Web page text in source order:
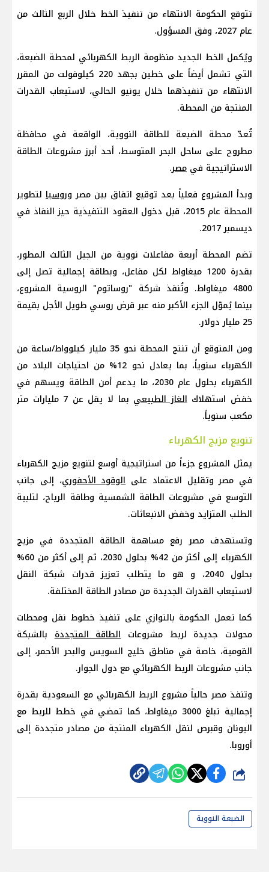
تتوقع الحكومة الانتهاء من تنفيذ الخط خلال الربع الثالث من
عام 2027، وفق المسؤول.
ويُكمل الخط الجديد منظومة الربط الكهربائي لمحطة الضبعة،
التي تشمل أيضاً على خطين بجهد 220 كيلوفولت من المقرر
الانتهاء من تنفيذهما خلال يونيو الحالي، لاستيعاب القدرات
المنتجة من المحطة.
تُعدّ محطة الضبعة للطاقة النووية، الواقعة في محافظة
مطروح على ساحل البحر المتوسط، أحد أبرز مشروعات الطاقة
الاستراتيجية في مصر.
وبدأ المشروع فعلياً بعد توقيع اتفاق بين مصر وروسيا لتطوير
المحطة عام 2015، قبل دخول العقود التنفيذية حيز النفاذ في
ديسمبر 2017.
تضم المحطة أربعة مفاعلات نووية من الجيل الثالث المطور،
بقدرة 1200 ميغاواط لكل مفاعل، وبطاقة إجمالية تصل إلى
4800 ميغاواط. وتُنفذ شركة "روساتوم" الروسية المشروع،
بينما يُموّل الجزء الأكبر منه عبر قرض روسي طويل الأجل بقيمة
25 مليار دولار.
ومن المتوقع أن تنتج المحطة نحو 35 مليار كيلوواط/ساعة من
الكهرباء سنوياً، بما يعادل نحو 12% من احتياجات البلاد من
الكهرباء بحلول عام 2030، ما يدعم أمن الطاقة ويسهم في
خفض استهلاكالغاز الطبيعي
بما لا يقل عن 7 مليارات متر
مكعب سنوياً.
تنويع مزيج الكهرباء
يمثل المشروع جزءاً من استراتيجية أوسع لتنويع مزيج الكهرباء
في مصر وتقليل الاعتماد علىالوقود الأحفوري، إلى جانب
التوسع في مشروعات الطاقة الشمسية وطاقة الرياح، لتلبية
الطلب المتزايد وخفض الانبعاثات.
وتستهدف مصر رفع مساهمة الطاقة المتجددة في مزيج
الكهرباء إلى أكثر من 42% بحلول 2030، ثم إلى أكثر من 60%
بحلول 2040، و هو ما يتطلب تعزيز قدرات شبكة النقل
لاستيعاب القدرات الجديدة من مصادر الطاقة المختلفة.
كما تعمل الحكومة بالتوازي على تنفيذ خطوط نقل ومحطات
محولات جديدة لربط مشروعاتالطاقة المتجددةبالشبكة
القومية، خاصة في مناطق خليج السويس والبحر الأحمر، إلى
جانب مشروعات الربط الكهربائي مع دول الجوار.
وتنفذ مصر حالياً مشروع الربط الكهربائي مع السعودية بقدرة
إجمالية تبلغ 3000 ميغاواط، كما تمضي في خطط للربط مع
اليونان وقبرص لنقل الكهرباء المنتجة من مصادر متجددة إلى
أوروبا.
شارك
الضبعة النووية